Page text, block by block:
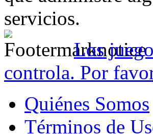
servicios.
Los
controla. Por
Quiénes Somos
Términos de